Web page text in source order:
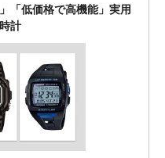
「低価格で高機能」実用
計